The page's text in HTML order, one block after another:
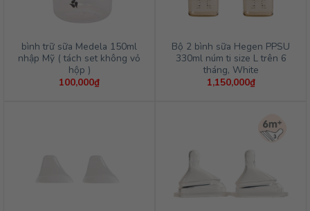
bình trữ sữa Medela 150ml
nhập Mỹ ( tách set không vỏ
hộp )
100,000₫
Bộ 2 bình sữa Hegen PPSU
330ml núm ti size L trên 6
tháng, White
1,150,000₫